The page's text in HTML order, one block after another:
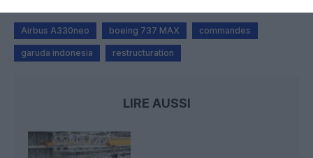
Airbus A330neo boeing 737 MAX commandes
garuda indonesia restructuration
LIRE AUSSI